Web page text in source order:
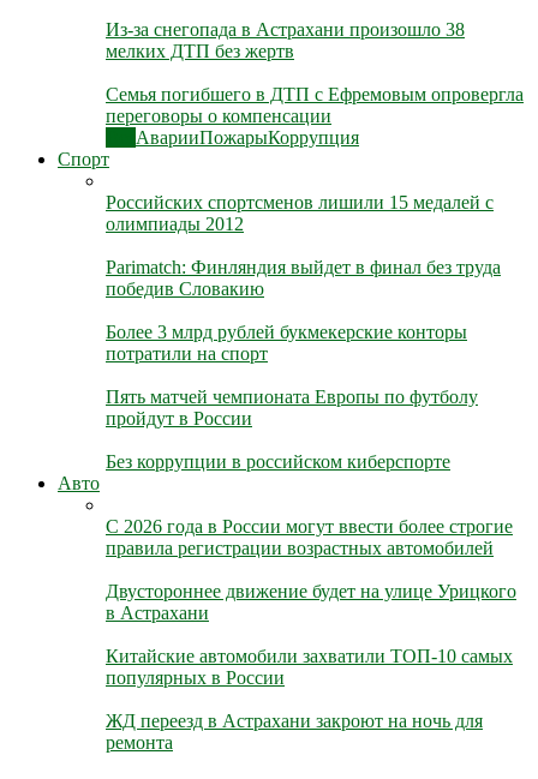
Из-за снегопада в Астрахани произошло 38
мелких ДТП без жертв
Семья погибшего в ДТП с Ефремовым опровергла
переговоры о компенсации
АварииПожарыКоррупция
Спорт
Российских спортсменов лишили 15 медалей с
олимпиады 2012
Parimatch: Финляндия выйдет в финал без труда
победив Словакию
Более 3 млрд рублей букмекерские конторы
потратили на спорт
Пять матчей чемпионата Европы по футболу
пройдут в России
Без коррупции в российском киберспорте
Авто
С 2026 года в России могут ввести более строгие
правила регистрации возрастных автомобилей
Двустороннее движение будет на улице Урицкого
в Астрахани
Китайские автомобили захватили ТОП-10 самых
популярных в России
ЖД переезд в Астрахани закроют на ночь для
ремонта